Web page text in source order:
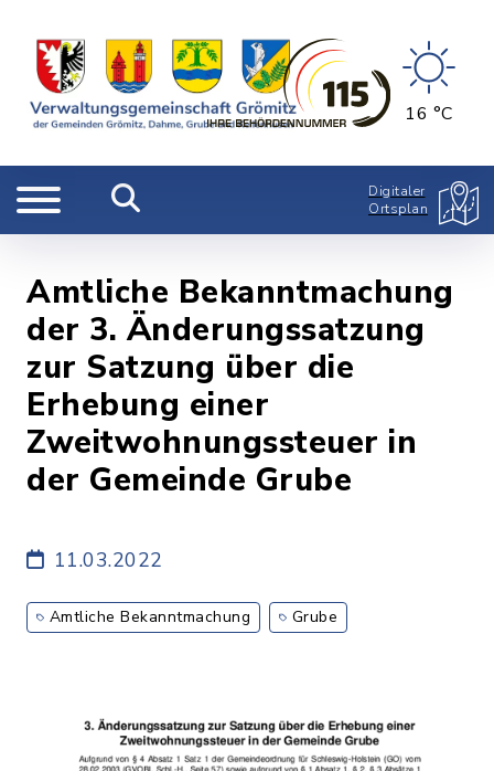
16 °C
Digitaler
Ortsplan
Amtliche Bekanntmachung
der 3. Änderungssatzung
zur Satzung über die
Erhebung einer
Zweitwohnungssteuer in
der Gemeinde Grube
11.03.2022
Amtliche Bekanntmachung Grube